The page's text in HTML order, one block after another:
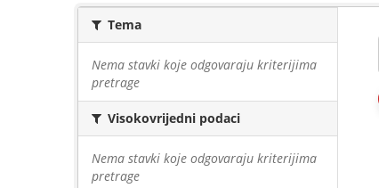
Tema
Nema stavki koje odgovaraju kriterijima
pretrage
Visokovrijedni podaci
Nema stavki koje odgovaraju kriterijima
pretrage